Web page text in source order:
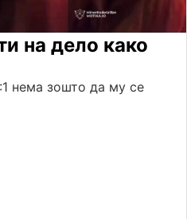
на дело како
нема зошто да му се